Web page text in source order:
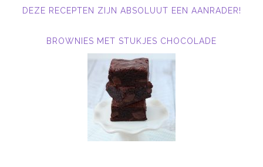
DEZE RECEPTEN ZIJN ABSOLUUT EEN AANRADER!
BROWNIES MET STUKJES CHOCOLADE